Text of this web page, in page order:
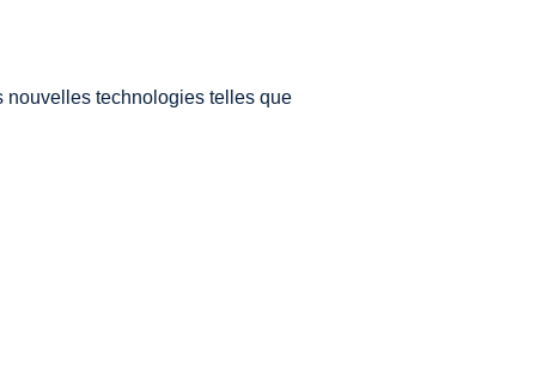
nouvelles technologies telles que